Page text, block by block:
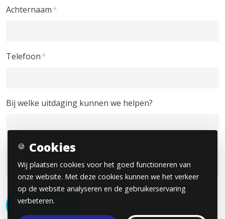
Achternaam*
Telefoon*
Bij welke uitdaging kunnen we helpen?
🍪 Cookies
Wij plaatsen cookies voor het goed functioneren van
onze website. Met deze cookies kunnen we het verkeer
op de website analyseren en de gebruikerservaring
verbeteren.